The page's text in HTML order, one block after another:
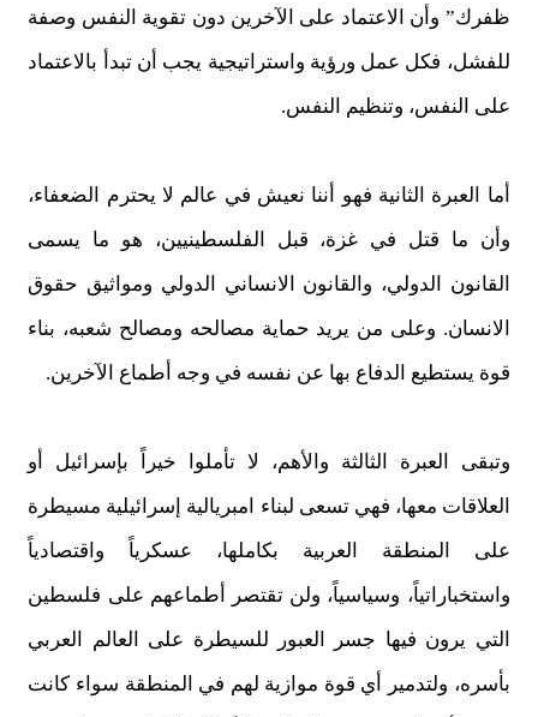
ظفرك” وأن الاعتماد على الآخرين دون تقوية النفس وصفة
للفشل، فكل عمل ورؤية واستراتيجية يجب أن تبدأ بالاعتماد
على النفس، وتنظيم النفس.
أما العبرة الثانية فهو أننا نعيش في عالم لا يحترم الضعفاء،
وأن ما قتل في غزة، قبل الفلسطينيين، هو ما يسمى
القانون الدولي، والقانون الانساني الدولي ومواثيق حقوق
الانسان. وعلى من يريد حماية مصالحه ومصالح شعبه، بناء
قوة يستطيع الدفاع بها عن نفسه في وجه أطماع الآخرين.
وتبقى العبرة الثالثة والأهم، لا تأملوا خيراً بإسرائيل أو
العلاقات معها، فهي تسعى لبناء امبريالية إسرائيلية مسيطرة
على المنطقة العربية بكاملها، عسكرياً واقتصادياً
واستخباراتياً، وسياسياً، ولن تقتصر أطماعهم على فلسطين
التي يرون فيها جسر العبور للسيطرة على العالم العربي
بأسره، ولتدمير أي قوة موازية لهم في المنطقة سواء كانت